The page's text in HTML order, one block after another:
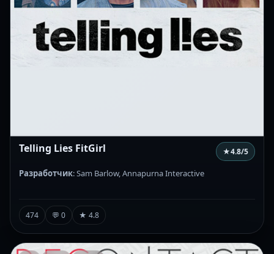
Telling Lies FitGirl ★4.8/5
Разработчик: Sam Barlow, Annapurna Interactive
474 💬 0 ★ 4.8